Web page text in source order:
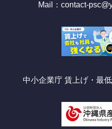
Mail：contact-
中小企業庁 賃上げ・最